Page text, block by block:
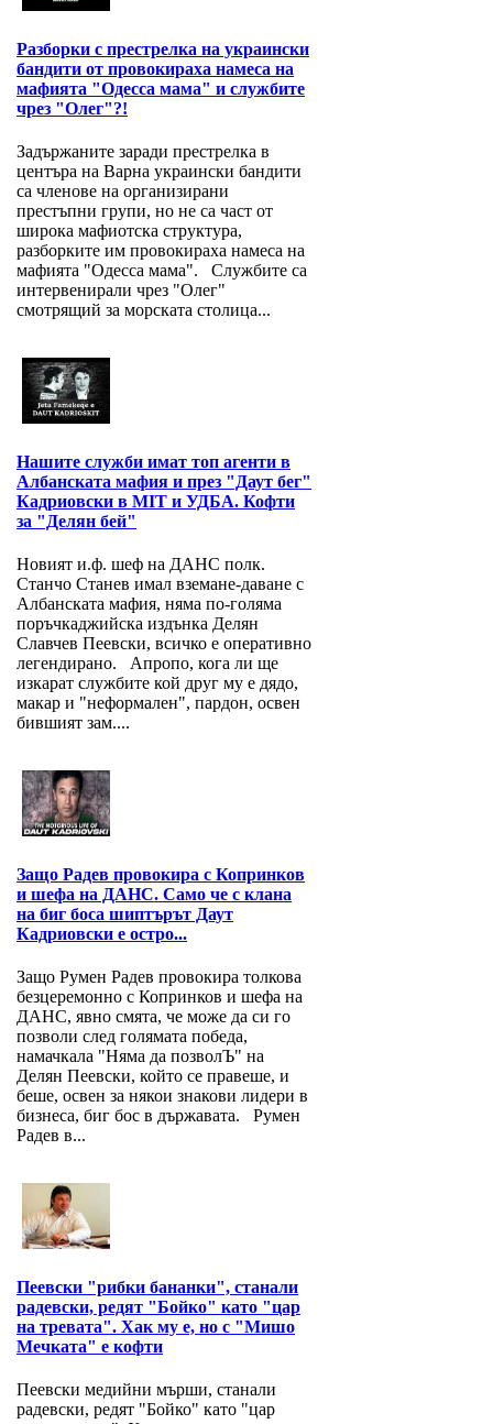
Разборки с престрелка на украински
бандити от провокираха намеса на
мафията "Одесса мама" и службите
чрез "Олег"?!
Задържаните заради престрелка в
центъра на Варна украински бандити
са членове на организирани
престъпни групи, но не са част от
широка мафиотска структура,
разборките им провокираха намеса на
мафията "Одесса мама". Службите са
интервенирали чрез "Олег"
смотрящий за морската столица...
Нашите служби имат топ агенти в
Албанската мафия и през "Даут бег"
Кадриовски в MIT и УДБА. Кофти
за "Делян бей"
Новият и.ф. шеф на ДАНС полк.
Станчо Станев имал вземане-даване с
Албанската мафия, няма по-голяма
поръчкаджийска издънка Делян
Славчев Пеевски, всичко е оперативно
легендирано. Апропо, кога ли ще
изкарат службите кой друг му е дядо,
макар и "неформален", пардон, освен
бившият зам....
Защо Радев провокира с Копринков
и шефа на ДАНС. Само че с клана
на биг боса шиптърът Даут
Кадриовски е остро...
Защо Румен Радев провокира толкова
безцеремонно с Копринков и шефа на
ДАНС, явно смята, че може да си го
позволи след голямата победа,
намачкала "Няма да позволЪ" на
Делян Пеевски, който се правеше, и
беше, освен за някои знакови лидери в
бизнеса, биг бос в държавата. Румен
Радев в...
Пеевски "рибки бананки", станали
радевски, редят "Бойко" като "цар
на тревата". Хак му е, но с "Мишо
Мечката" е кофти
Пеевски медийни мърши, станали
радевски, редят "Бойко" като "цар